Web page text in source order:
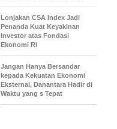
Lonjakan CSA Index Jadi
Penanda Kuat Keyakinan
Investor atas Fondasi
Ekonomi RI
Jangan Hanya Bersandar
kepada Kekuatan Ekonomi
Eksternal, Danantara Hadir di
Waktu yang s Tepat